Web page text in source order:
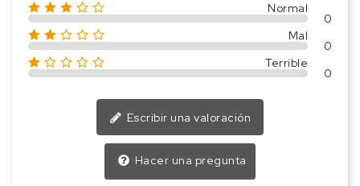
Normal
0
Mal
0
Terrible
0
Escribir una valoración
Hacer una pregunta